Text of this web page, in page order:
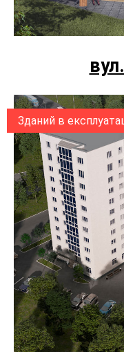
Зданий в